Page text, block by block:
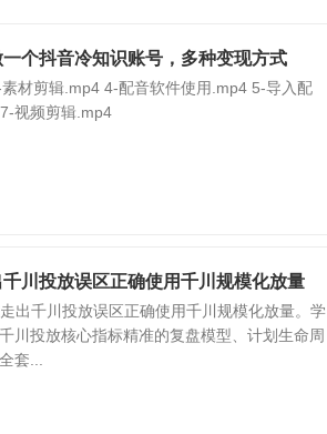
个抖音冷知识账号，多种变现方式
材剪辑.mp4 4-配音软件使用.mp4 5-导入配
视频剪辑.mp4
川投放误区正确使用千川规模化放量
出千川投放误区正确使用千川规模化放量。学
川投放核心指标精准的复盘模型、计划生命周
套...